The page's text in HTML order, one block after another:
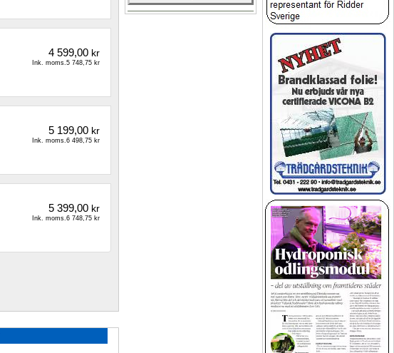
4 599,00kr
Ink. moms.5 748,75 kr
5 199,00kr
Ink. moms.6 498,75 kr
5 399,00kr
Ink. moms.6 748,75 kr